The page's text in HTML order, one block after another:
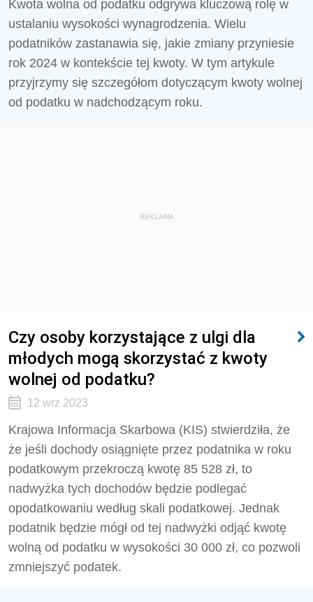
Kwota wolna od podatku odgrywa kluczową rolę w
ustalaniu wysokości wynagrodzenia. Wielu
podatników zastanawia się, jakie zmiany przyniesie
rok 2024 w kontekście tej kwoty. W tym artykule
przyjrzymy się szczegółom dotyczącym kwoty wolnej
od podatku w nadchodzącym roku.
REKLAMA
Czy osoby korzystające z ulgi dla
młodych mogą skorzystać z kwoty
wolnej od podatku?
12 wrz 2023
Krajowa Informacja Skarbowa (KIS) stwierdziła, że
że jeśli dochody osiągnięte przez podatnika w roku
podatkowym przekroczą kwotę 85 528 zł, to
nadwyżka tych dochodów będzie podlegać
opodatkowaniu według skali podatkowej. Jednak
podatnik będzie mógł od tej nadwyżki odjąć kwotę
wolną od podatku w wysokości 30 000 zł, co pozwoli
zmniejszyć podatek.